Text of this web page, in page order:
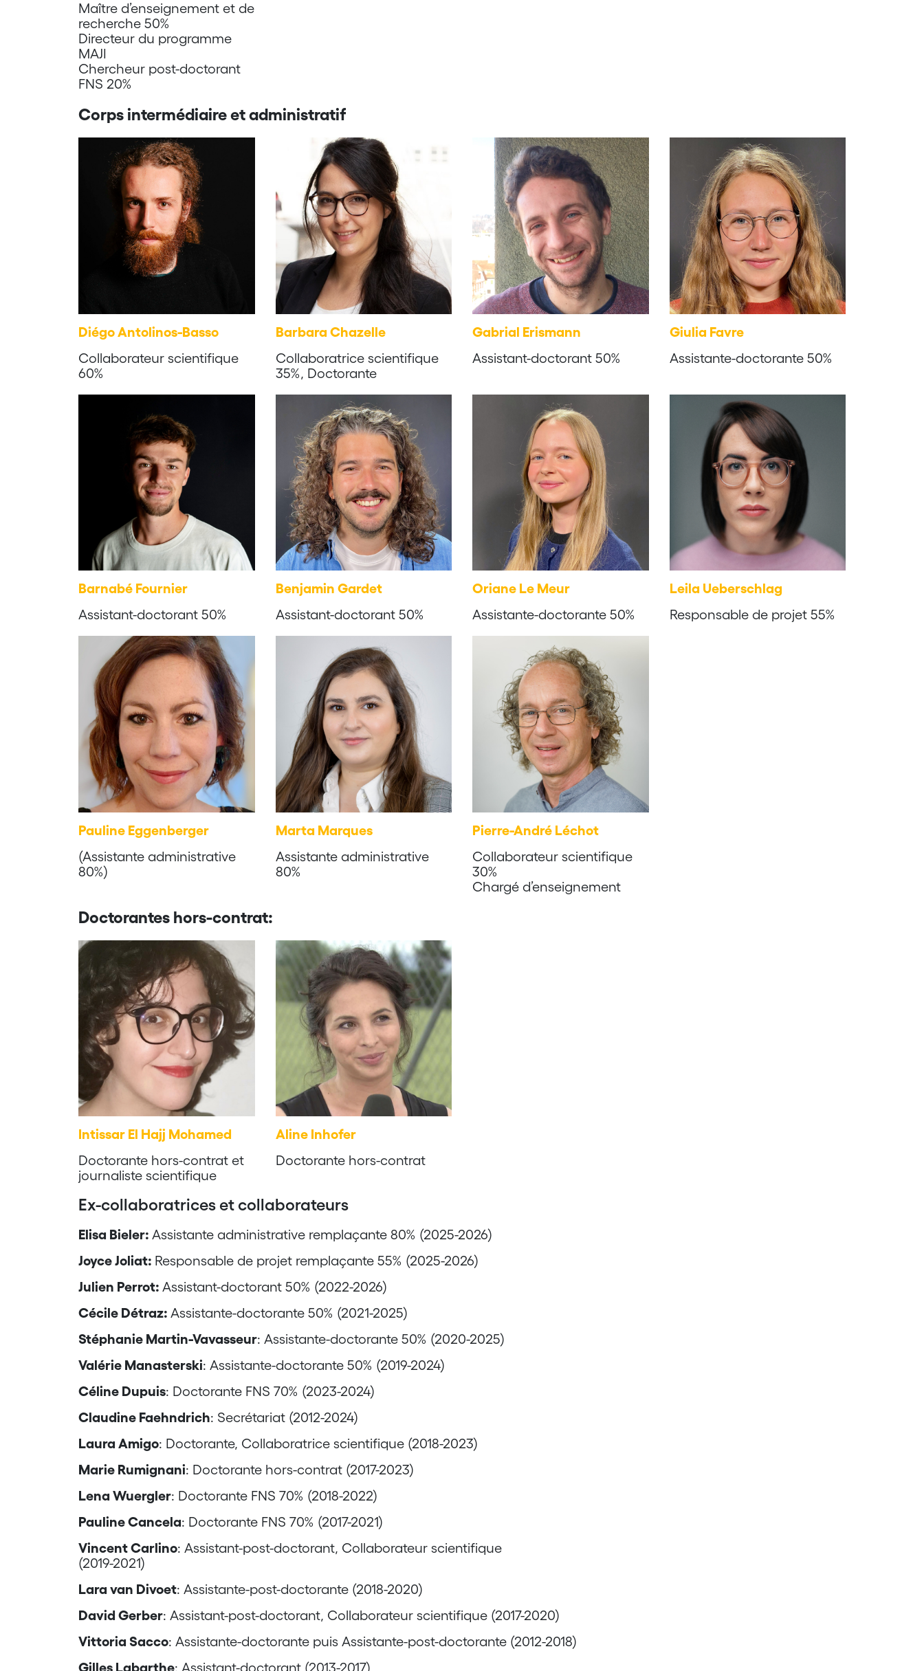
Maître d’enseignement et de
recherche 50%
Directeur du programme
MAJI
Chercheur post-doctorant
FNS 20%
Corps intermédiaire et administratif
Diégo Antolinos-Basso
Collaborateur scientifique
60%
Barbara Chazelle
Collaboratrice scientifique
35%, Doctorante
Gabrial Erismann
Assistant-doctorant 50%
Giulia Favre
Assistante-doctorante 50%
Barnabé Fournier
Assistant-doctorant 50%
Benjamin Gardet
Assistant-doctorant 50%
Oriane Le Meur
Assistante-doctorante 50%
Leila Ueberschlag
Responsable de projet 55%
Pauline Eggenberger
(Assistante administrative
80%)
Marta Marques
Assistante administrative
80%
Pierre-André Léchot
Collaborateur scientifique
30%
Chargé d’enseignement
Doctorantes hors-contrat:
Intissar El Hajj Mohamed
Doctorante hors-contrat et
journaliste scientifique
Aline Inhofer
Doctorante hors-contrat
Ex-collaboratrices et collaborateurs
Elisa Bieler: Assistante administrative remplaçante 80% (2025-2026)
Joyce Joliat: Responsable de projet remplaçante 55% (2025-2026)
Julien Perrot: Assistant-doctorant 50% (2022-2026)
Cécile Détraz: Assistante-doctorante 50% (2021-2025)
Stéphanie Martin-Vavasseur: Assistante-doctorante 50% (2020-2025)
Valérie Manasterski: Assistante-doctorante 50% (2019-2024)
Céline Dupuis: Doctorante FNS 70% (2023-2024)
Claudine Faehndrich: Secrétariat (2012-2024)
Laura Amigo: Doctorante, Collaboratrice scientifique (2018-2023)
Marie Rumignani: Doctorante hors-contrat (2017-2023)
Lena Wuergler: Doctorante FNS 70% (2018-2022)
Pauline Cancela: Doctorante FNS 70% (2017-2021)
Vincent Carlino: Assistant-post-doctorant, Collaborateur scientifique
(2019-2021)
Lara van Divoet: Assistante-post-doctorante (2018-2020)
David Gerber: Assistant-post-doctorant, Collaborateur scientifique (2017-2020)
Vittoria Sacco: Assistante-doctorante puis Assistante-post-doctorante (2012-2018)
Gilles Labarthe: Assistant-doctorant (2013-2017)